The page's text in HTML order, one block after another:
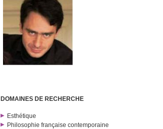
DOMAINES DE RECHERCHE
Esthétique
Philosophie française contemporaine